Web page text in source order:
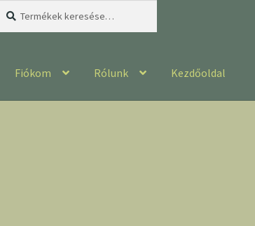
Fiókom Rólunk Kezdőoldal